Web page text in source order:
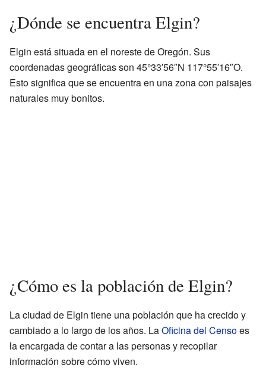
¿Dónde se encuentra Elgin?
Elgin está situada en el noreste de Oregón. Sus
coordenadas geográficas son 45°33′56″N 117°55′16″O.
Esto significa que se encuentra en una zona con paisajes
naturales muy bonitos.
¿Cómo es la población de Elgin?
La ciudad de Elgin tiene una población que ha crecido y
cambiado a lo largo de los años. LaOficina del Censoes
la encargada de contar a las personas y recopilar
información sobre cómo viven.